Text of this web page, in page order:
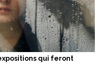
qui feront